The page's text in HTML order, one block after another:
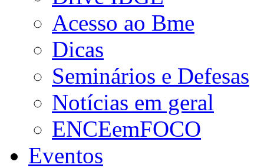
Acesso ao Bme
Dicas
Seminários e Defesas
Notícias em geral
ENCEemFOCO
Eventos